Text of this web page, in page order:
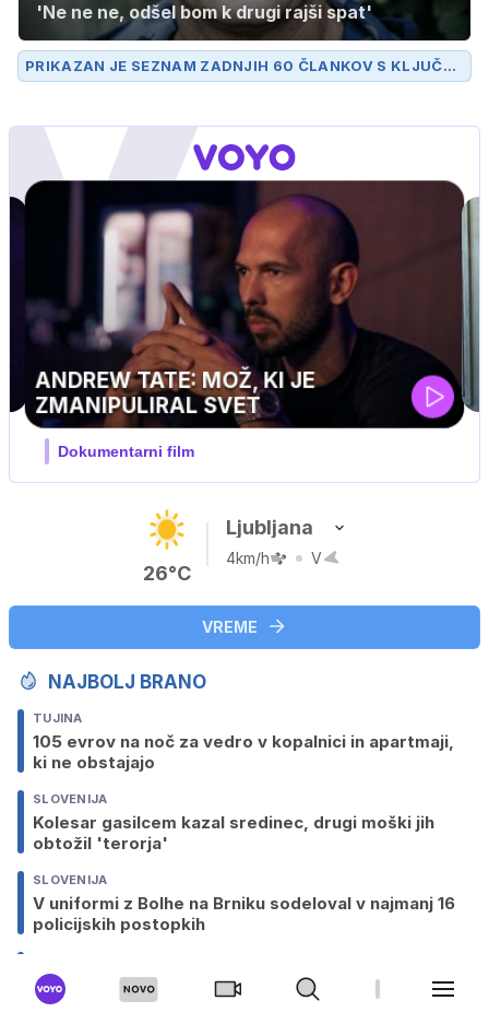
'Ne ne ne, odšel bom k drugi rajši spat'
PRIKAZAN JE SEZNAM ZADNJIH 60 ČLANKOV S KLJUČN
O BESEDOVILI RESNIK.
UEFA SUPERPOKAL
V živo na VOYO: sreda ob 20.30
26°C
Ljubljana
4km/h V
VREME
NAJBOLJ BRANO
TUJINA
105 evrov na noč za vedro v kopalnici in apartmaji,
ki ne obstajajo
SLOVENIJA
Kolesar gasilcem kazal sredinec, drugi moški jih
obtožil 'terorja'
SLOVENIJA
V uniformi z Bolhe na Brniku sodeloval v najmanj 16
policijskih postopkih
Po strugi bi morali teči Soča in Vipava, a vode ni